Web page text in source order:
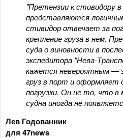
"Претензии к стивидору
представляются
стивидор отвечает за
крепление груза в нем.
суда о виновности в
экспедитора "Нева-
кажется невероятным —
груз в порт и оформляет
погрузки. Он не то, что
судна иногда не
Лев Годованник
для 47news